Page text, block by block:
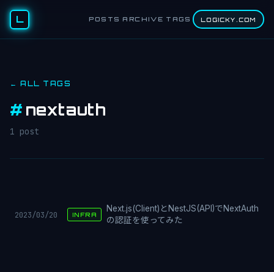
L POSTS ARCHIVE TAGS LOGICKY.COM
← ALL TAGS
# nextauth
1 post
2023/03/20 INFRA
Next.js(Client)とNestJS(API)でNextAuth
の認証を使ってみた